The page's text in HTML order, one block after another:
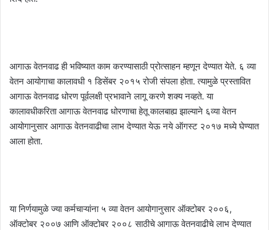
आगाऊ वेतनवाढ ही भविष्यात काम करण्यासाठी प्रोत्साहन म्हणून देण्यात येते. ६ व्या
वेतन आयोगाचा कालावधी १ डिसेंबर २०१५ रोजी संपला होता. त्यामुळे प्रस्तावित
आगाऊ वेतनवाढ धोरण पूर्वलक्षी प्रभावाने लागू करणे शक्य नव्हते. या
कालावधीकरिता आगाऊ वेतनवाढ धोरणाचा हेतू कालबाह्य झाल्याने ६व्या वेतन
आयोगानुसार आगाऊ वेतनवाढीचा लाभ देण्यात येऊ नये ऑगस्ट २०१७ मध्ये घेण्यात
आला होता.
या निर्णयामुळे ज्या कर्मचाऱ्यांना ५ व्या वेतन आयोगानुसार ऑक्टोबर २००६,
ऑक्टोबर २००७ आणि ऑक्टोबर २००८ साठीचे आगाऊ वेतनवाढीचे लाभ देण्यात